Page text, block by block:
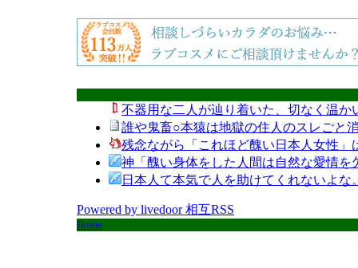
不器用な二人が辿り着いた、切なく温か
誰や鬼畜○本猿は地獄の住人のスレごと
残念ながら「これほど醜い日本人女性
神「醜い身体をした人間は自然な愛情を
日本人て本気で人を助けてくれないよ
Powered by livedoor 相互RSS
Home